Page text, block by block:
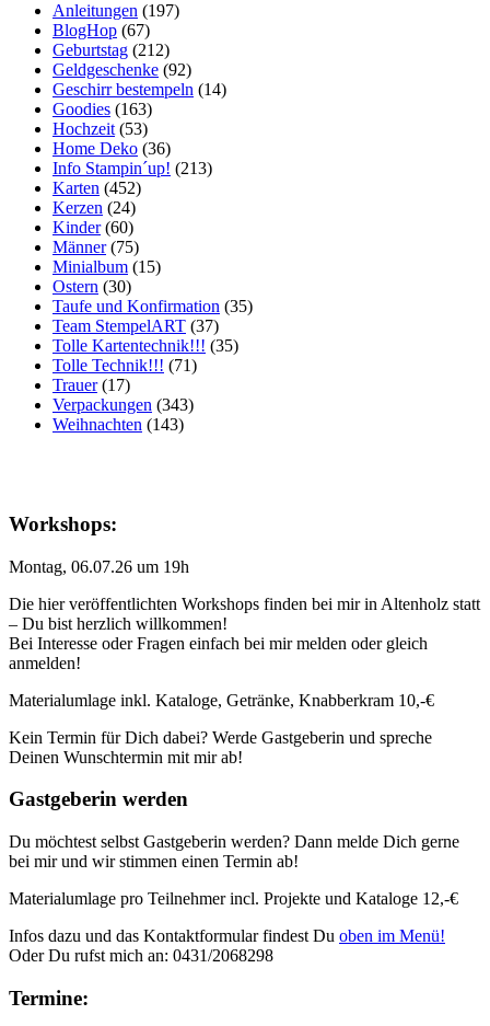
Anleitungen (197)
BlogHop (67)
Geburtstag (212)
Geldgeschenke (92)
Geschirr bestempeln (14)
Goodies (163)
Hochzeit (53)
Home Deko (36)
Info Stampin´up! (213)
Karten (452)
Kerzen (24)
Kinder(60)
Männer(75)
Minialbum (15)
Ostern (30)
Taufe und Konfirmation (35)
Team StempelART (37)
Tolle Kartentechnik!!! (35)
Tolle Technik!!! (71)
Trauer(17)
Verpackungen (343)
Weihnachten (143)
Workshops:
Montag, 06.07.26 um 19h
Die hier veröffentlichten Workshops finden bei mir in Altenholz statt
– Du bist herzlich willkommen!
Bei Interesse oder Fragen einfach bei mir melden oder gleich
anmelden!
Materialumlage inkl. Kataloge, Getränke, Knabberkram 10,-€
Kein Termin für Dich dabei? Werde Gastgeberin und spreche
Deinen Wunschtermin mit mir ab!
Gastgeberin werden
Du möchtest selbst Gastgeberin werden? Dann melde Dich gerne
bei mir und wir stimmen einen Termin ab!
Materialumlage pro Teilnehmer incl. Projekte und Kataloge 12,-€
Infos dazu und das Kontaktformular findest Du oben im Menü!
Oder Du rufst mich an: 0431/2068298
Termine: